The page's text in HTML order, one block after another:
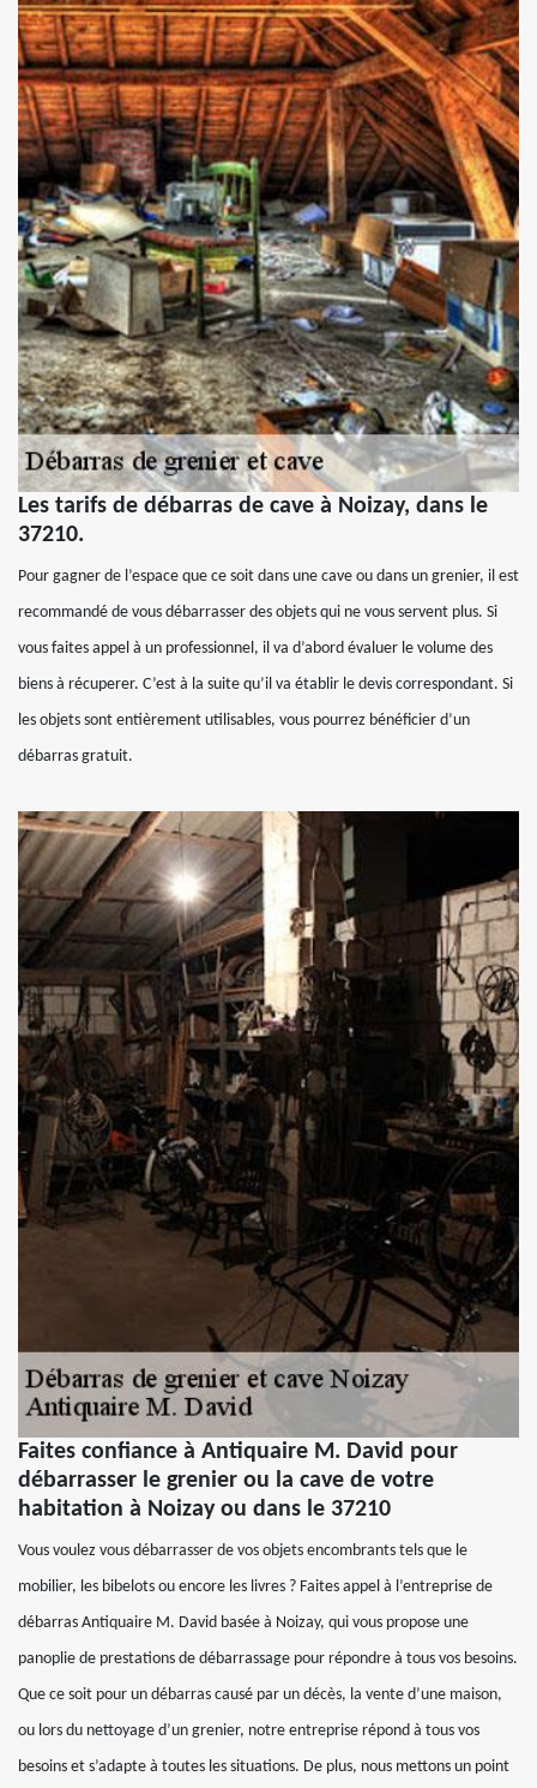
Les tarifs de débarras de cave à Noizay, dans le
37210.
Pour gagner de l’espace que ce soit dans une cave ou dans un grenier, il est
recommandé de vous débarrasser des objets qui ne vous servent plus. Si
vous faites appel à un professionnel, il va d’abord évaluer le volume des
biens à récuperer. C’est à la suite qu’il va établir le devis correspondant. Si
les objets sont entièrement utilisables, vous pourrez bénéficier d’un
débarras gratuit.
Faites confiance à Antiquaire M. David pour
débarrasser le grenier ou la cave de votre
habitation à Noizay ou dans le 37210
Vous voulez vous débarrasser de vos objets encombrants tels que le
mobilier, les bibelots ou encore les livres ? Faites appel à l’entreprise de
débarras Antiquaire M. David basée à Noizay, qui vous propose une
panoplie de prestations de débarrassage pour répondre à tous vos besoins.
Que ce soit pour un débarras causé par un décès, la vente d’une maison,
ou lors du nettoyage d’un grenier, notre entreprise répond à tous vos
besoins et s’adapte à toutes les situations. De plus, nous mettons un point